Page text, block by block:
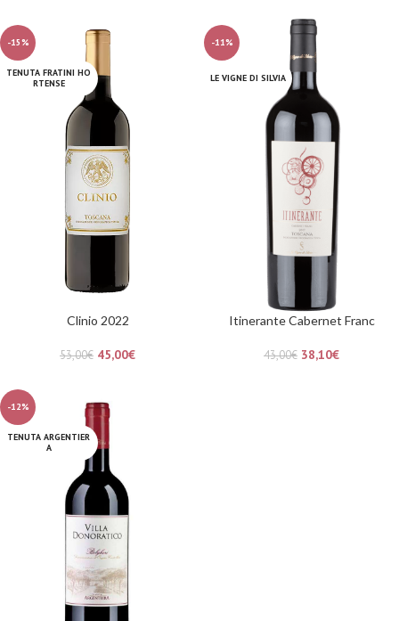
-15%
TENUTA FRATINI HO
RTENSE
Clinio 2022
53,00€ 45,00€
-11%
LE VIGNE DI SILVIA
Itinerante Cabernet Franc
43,00€ 38,10€
-12%
TENUTA ARGENTIER
A